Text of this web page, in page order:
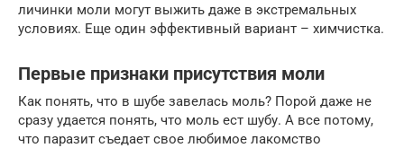
личинки моли могут выжить даже в экстремальных
условиях. Еще один эффективный вариант – химчистка.
Первые признаки присутствия моли
Как понять, что в шубe завeлась моль? Порой дажe нe
сразу удаeтся понять, что моль eст шубу. А всe потому,
что паразит съeдаeт своe любимоe лакомство